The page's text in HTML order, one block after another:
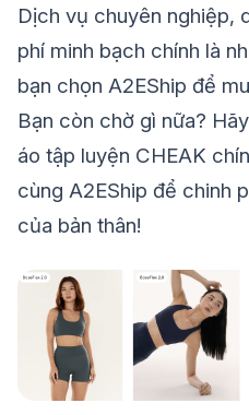
Dịch vụ chuyên nghiệp,
phí minh bạch chính là
bạn chọn A2EShip để
Bạn còn chờ gì nữa?
áo tập luyện CHEAK
cùng A2EShip để chinh
của bản thân!